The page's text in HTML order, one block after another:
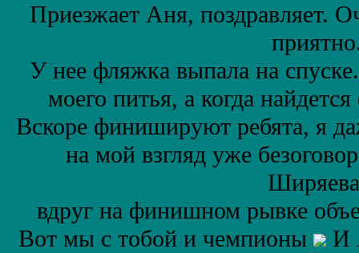
Приезжает Аня, поздравляет.
У нее фляжка выпала на
моего питья, а когда
Вскоре финишируют ребята, я
на мой взгляд уже
вдруг на финишном рывке
Вот мы с тобой и чемпионы
И